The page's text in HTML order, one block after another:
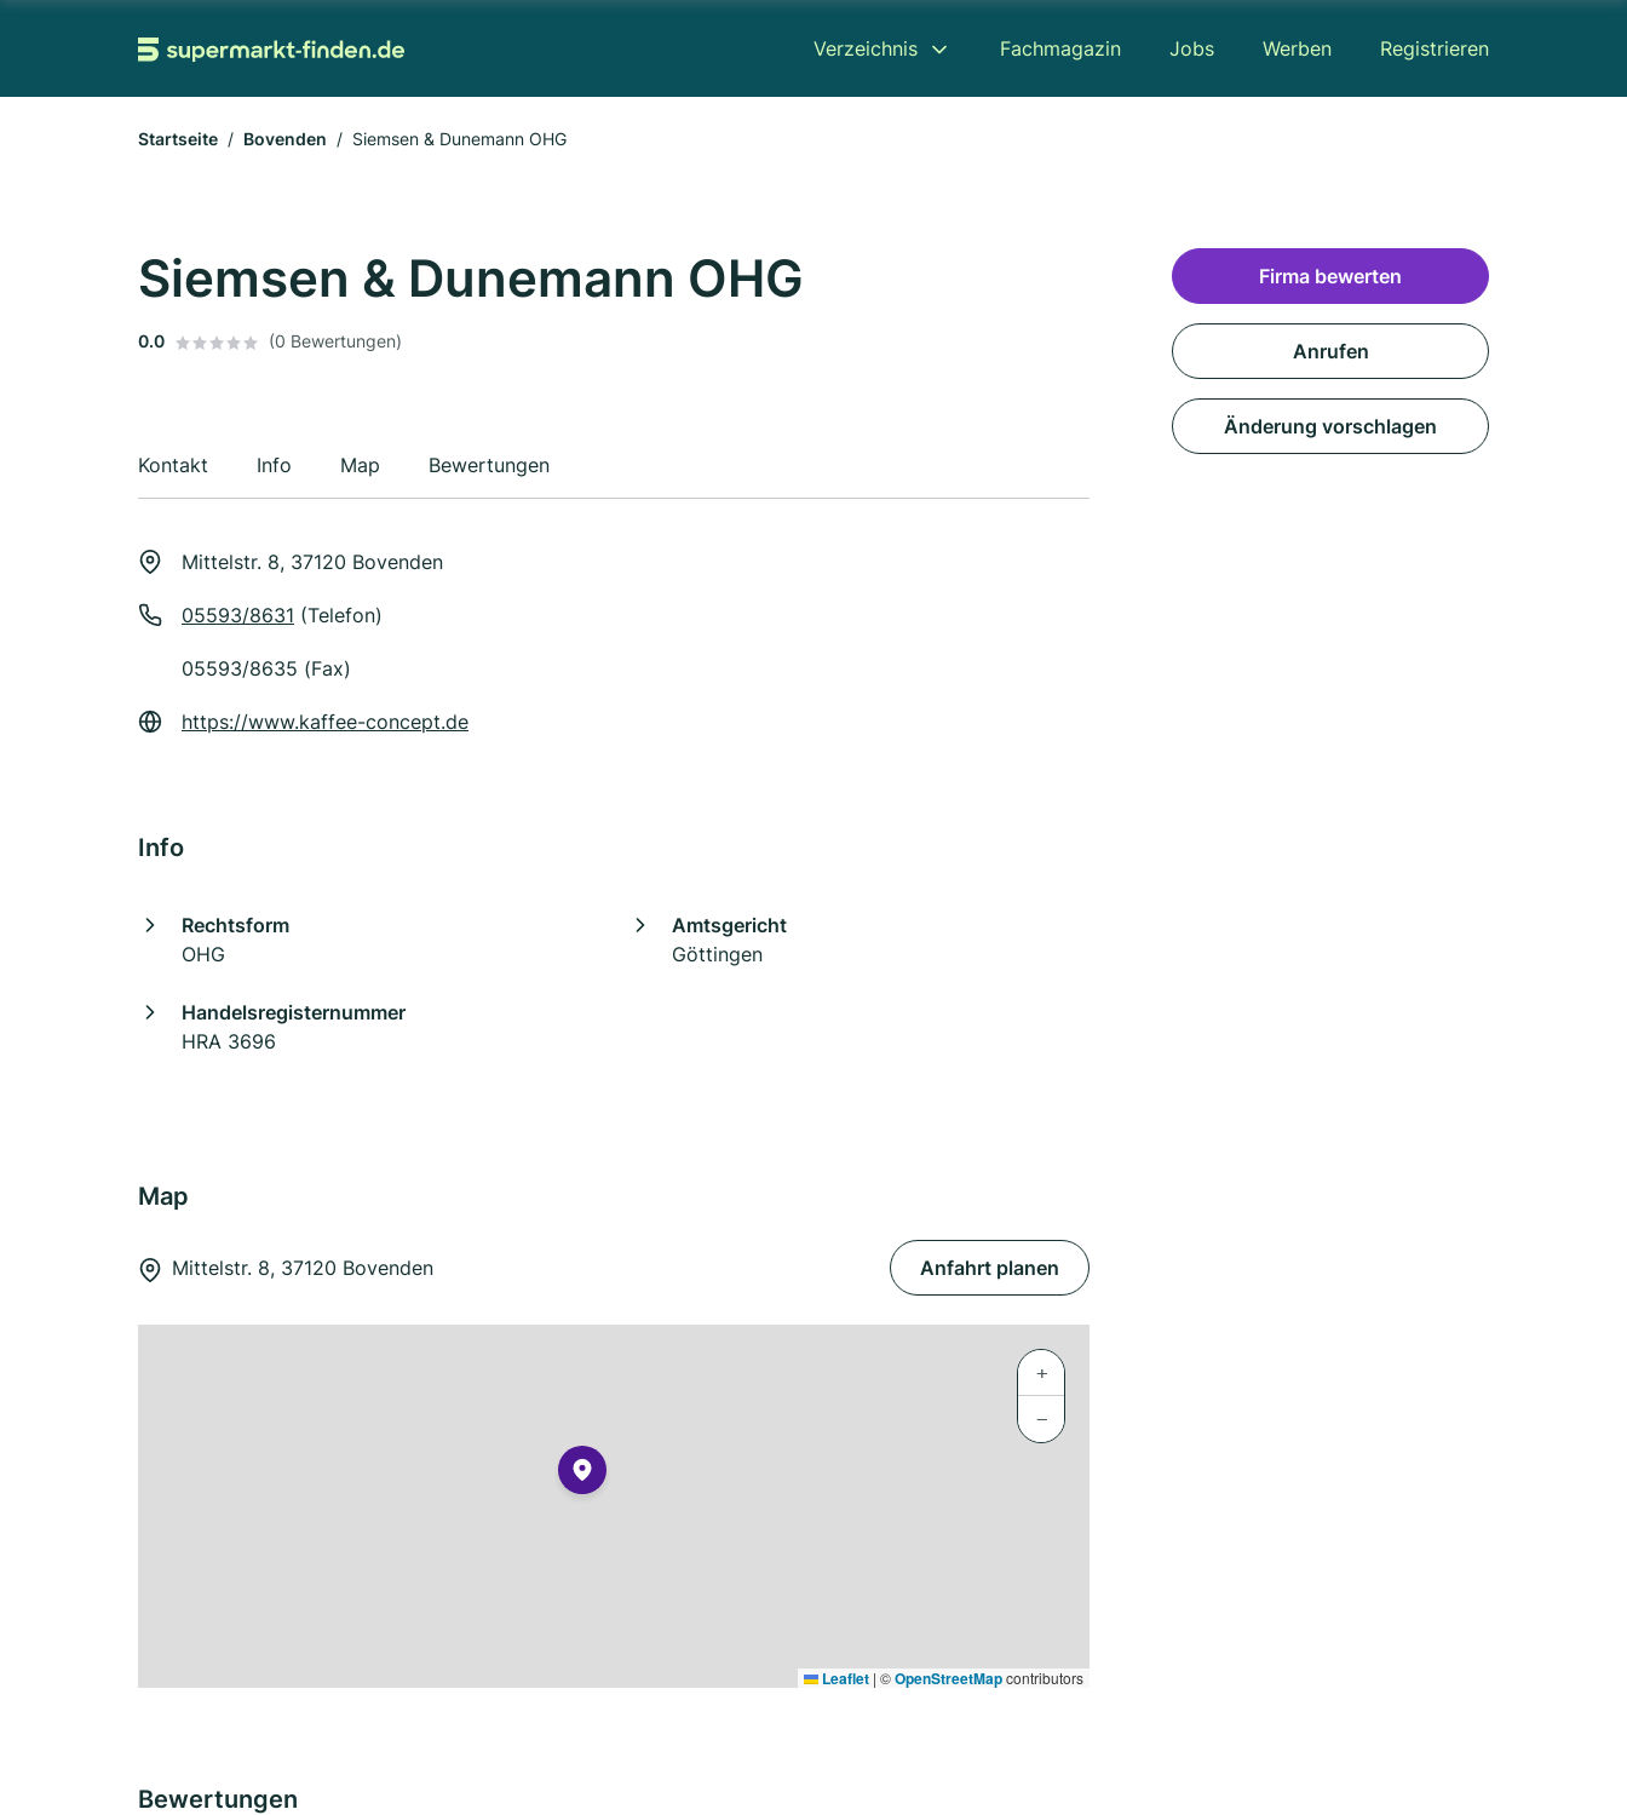
Verzeichnis Fachmagazin Jobs Werben Registrieren
Startseite Bovenden Siemsen & Dunemann OHG
Siemsen & Dunemann OHG
0.0 (0 Bewertungen)
Kontakt Info Map Bewertungen
Mittelstr. 8, 37120 Bovenden
05593/8631 (Telefon)
05593/8635 (Fax)
https://www.kaffee-concept.de
Info
Rechtsform
OHG
Amtsgericht
Göttingen
Handelsregisternummer
HRA 3696
Map
Mittelstr. 8, 37120 Bovenden Anfahrt planen
+
−
Leaflet | ©OpenStreetMapcontributors
Bewertungen
Firma bewerten
Anrufen
Änderung vorschlagen